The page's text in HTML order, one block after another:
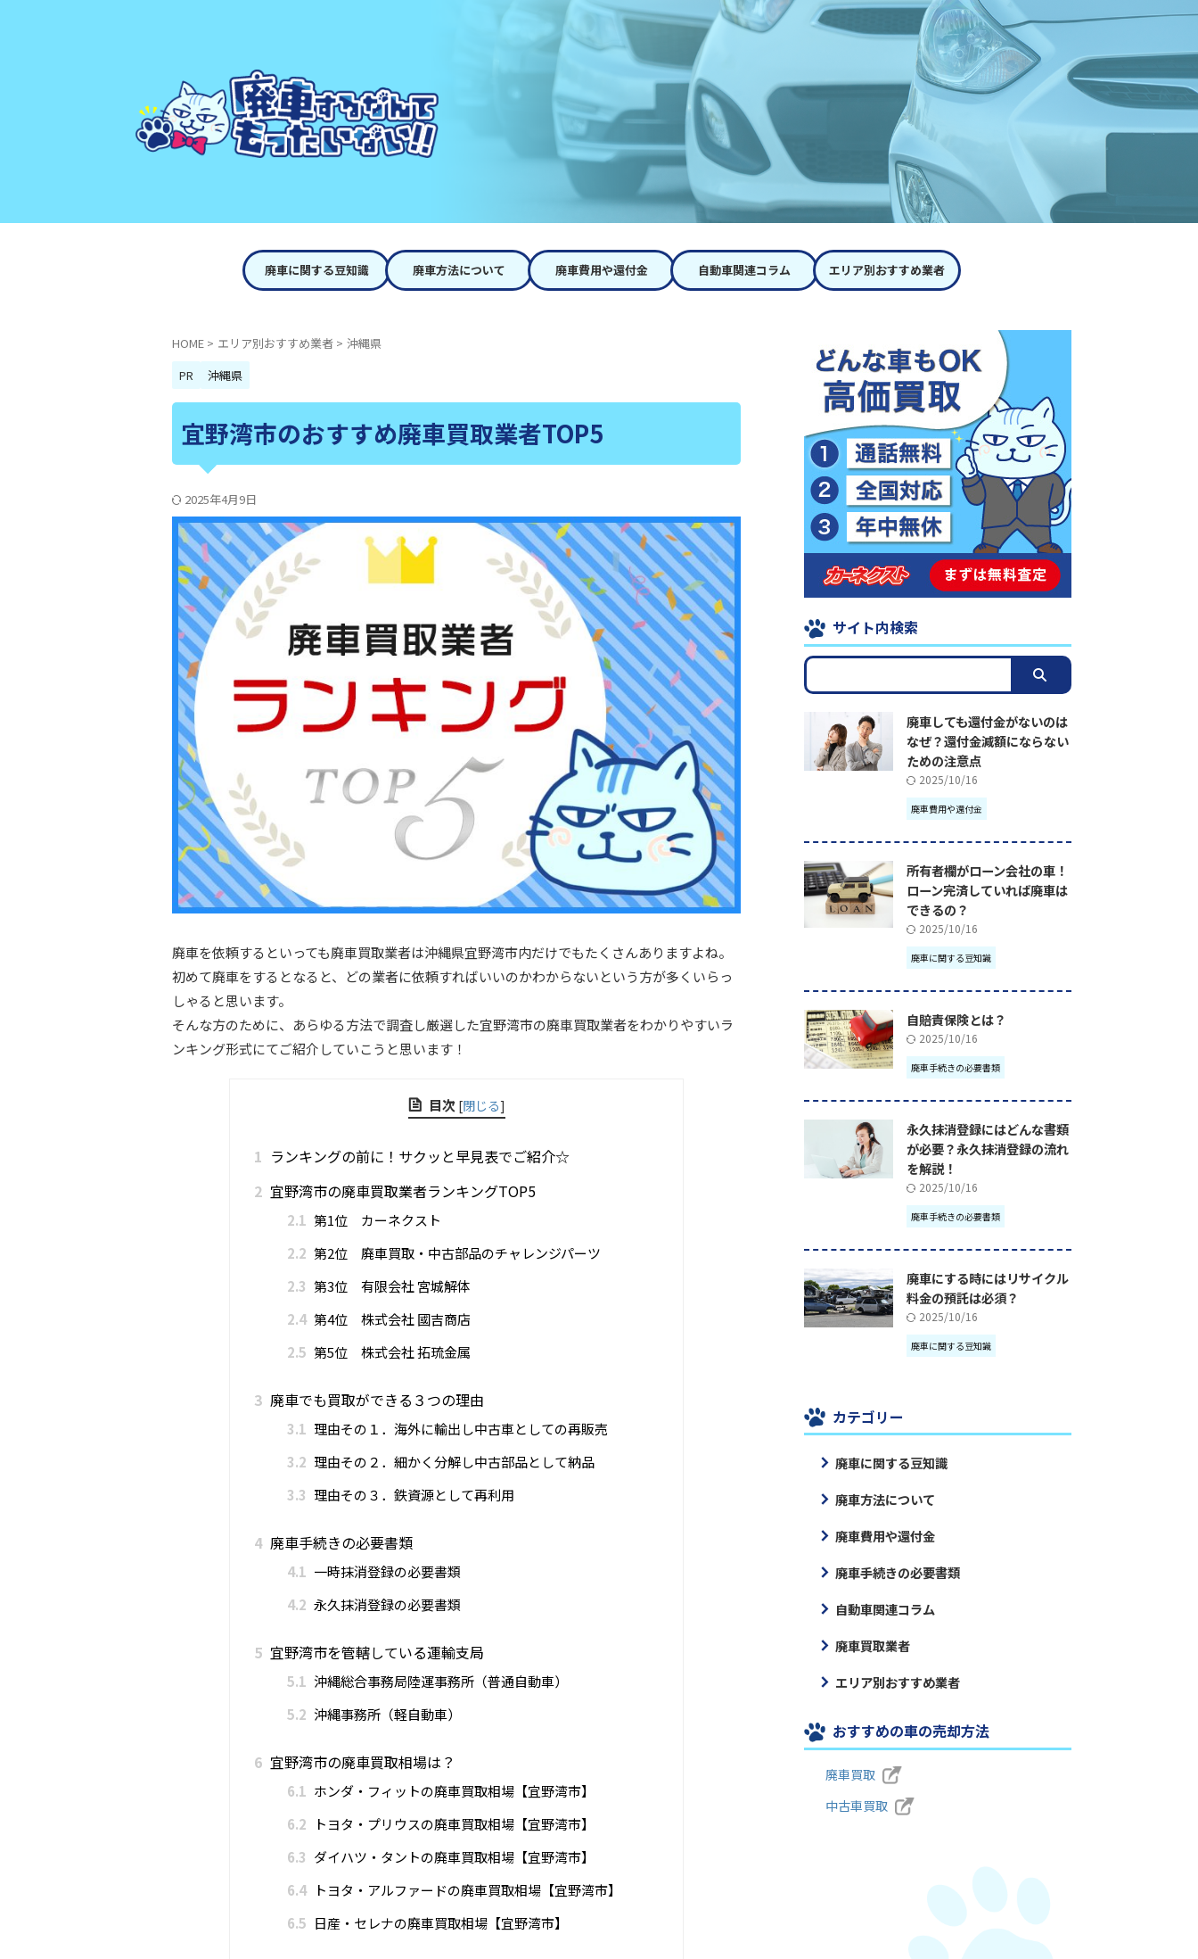
廃車に関する豆知識 廃車方法について 廃車費用や還付金 自動車関連コラム エリア別おすすめ業者
HOME > エリア別おすすめ業者 > 沖縄県
PR
沖縄県
宜野湾市のおすすめ廃車買取業者TOP5
2025年4月9日
廃車を依頼するといっても廃車買取業者は沖縄県宜野湾市内だけでもたくさんありますよね。
初めて廃車をするとなると、どの業者に依頼すればいいのかわからないという方が多くいらっ
しゃると思います。
そんな方のために、あらゆる方法で調査し厳選した宜野湾市の廃車買取業者をわかりやすいラ
ンキング形式にてご紹介していこうと思います！
目次 [閉じる]
1 ランキングの前に！サクッと早見表でご紹介☆
2 宜野湾市の廃車買取業者ランキングTOP5
2.1 第1位 カーネクスト
2.2 第2位 廃車買取・中古部品のチャレンジパーツ
2.3 第3位 有限会社 宮城解体
2.4 第4位 株式会社 國吉商店
2.5 第5位 株式会社 拓琉金属
3 廃車でも買取ができる３つの理由
3.1 理由その１．海外に輸出し中古車としての再販売
3.2 理由その２．細かく分解し中古部品として納品
3.3 理由その３．鉄資源として再利用
4 廃車手続きの必要書類
4.1 一時抹消登録の必要書類
4.2 永久抹消登録の必要書類
5 宜野湾市を管轄している運輸支局
5.1 沖縄総合事務局陸運事務所（普通自動車）
5.2 沖縄事務所（軽自動車）
6 宜野湾市の廃車買取相場は？
6.1 ホンダ・フィットの廃車買取相場【宜野湾市】
6.2
トヨタ・プリウスの廃車買取相場【宜野湾市】
6.3 ダイハツ・タントの廃車買取相場【宜野湾市】
6.4
トヨタ・アルファードの廃車買取相場【宜野湾市】
6.5 日産・セレナの廃車買取相場【宜野湾市】
サイト内検索
廃車しても還付金がないのは
なぜ？還付金減額にならない
ための注意点
2025/10/16
廃車費用や還付金
所有者欄がローン会社の車！
ローン完済していれば廃車は
できるの？
2025/10/16
廃車に関する豆知識
自賠責保険とは？
2025/10/16
廃車手続きの必要書類
永久抹消登録にはどんな書類
が必要？永久抹消登録の流れ
を解説！
2025/10/16
廃車手続きの必要書類
廃車にする時にはリサイクル
料金の預託は必須？
2025/10/16
廃車に関する豆知識
カテゴリー
廃車に関する豆知識
廃車方法について
廃車費用や還付金
廃車手続きの必要書類
自動車関連コラム
廃車買取業者
エリア別おすすめ業者
おすすめの車の売却方法
廃車買取
中古車買取